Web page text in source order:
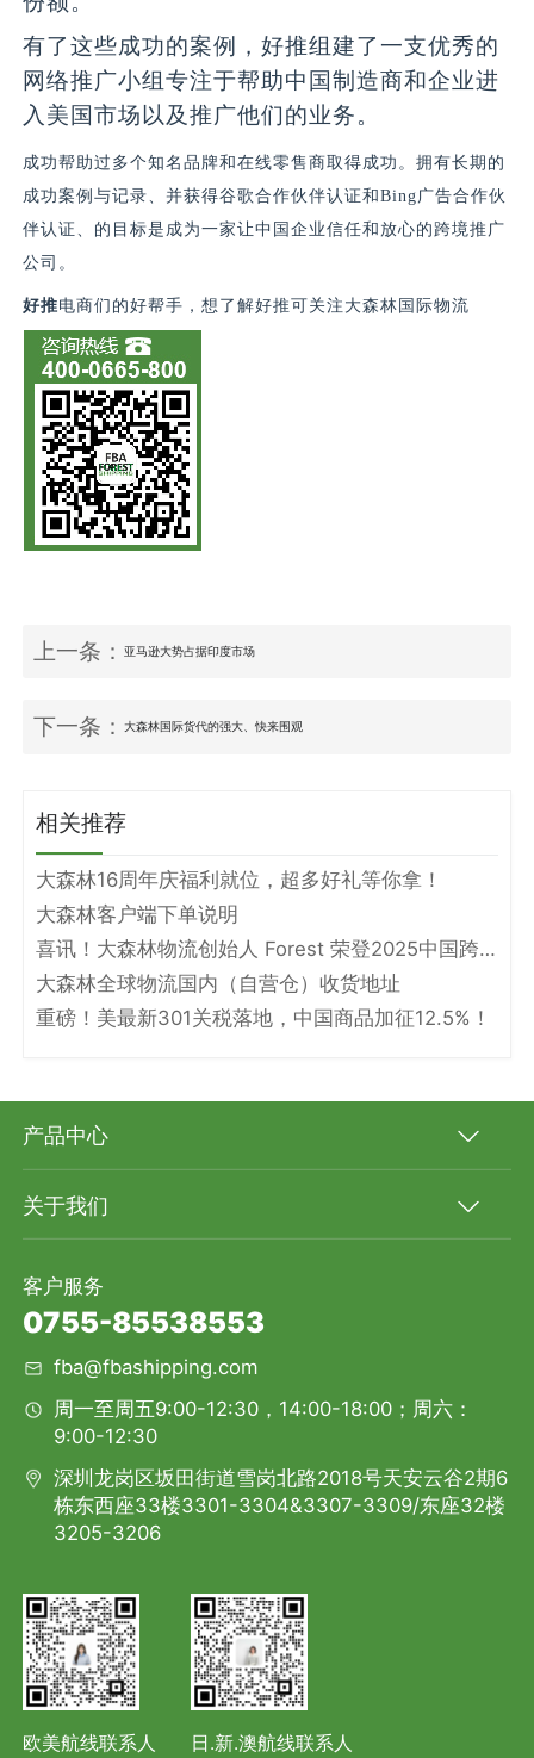
有了这些成功的案例，好推组建了一支优秀的
网络推广小组专注于帮助中国制造商和企业进
入美国市场以及推广他们的业务。
成功帮助过多个知名品牌和在线零售商取得成功。拥有长期的
成功案例与记录、并获得谷歌合作伙伴认证和Bing 广告合作伙
伴认证、的目标是成为一家让中国企业信任和放心的跨境推广
公司。
好推电商们的好帮手，想了解好推可关注大森林国际物流
上一条：亚马逊大势占据印度市场
下一条：大森林国际货代的强大、快来围观
相关推荐
大森林16周年庆福利就位，超多好礼等你拿！
大森林客户端下单说明
喜讯！大森林物流创始人 Forest 荣登2025中国跨境电商物流名人堂！
大森林全球物流国内（自营仓）收货地址
重磅！美最新301关税落地，中国商品加征12.5%！
产品中心
关于我们
客户服务
0755-85538553
fba@fbashipping.com
周一至周五9:00-12:30，14:00-18:00；周六：
9:00-12:30
深圳龙岗区坂田街道雪岗北路2018号天安云谷2期6
栋东西座33楼3301-3304&3307-3309/东座32楼
3205-3206
欧美航线联系人
日.新.澳航线联系人